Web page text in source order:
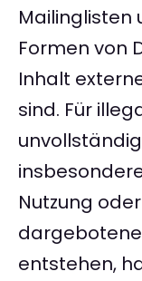
Mailinglisten
Formen von
Inhalt
sind. Für
Nutzung
entstehen,